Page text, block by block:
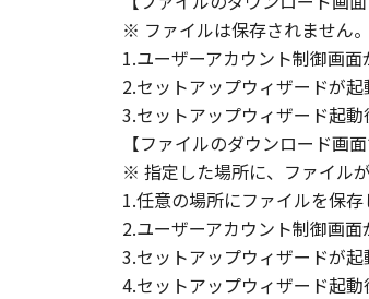
ACKNOWLEDGE
CONDITIONS. YOU
BETWEEN YOU AND
AGREEMENTS,
SUBJECT MATTER
AUTHORISED
Should you have
Canon's sales
No.026799
※ ファイルは保存されません。
1.ユーザーアカウント制御画
2.セットアップウィザードが起
3.セットアップウィザード起
【ファイルのダウンロード画
※ 指定した場所に、ファイルが
1.任意の場所にファイルを保存
2.ユーザーアカウント制御画面
3.セットアップウィザードが起
4.セットアップウィザード起